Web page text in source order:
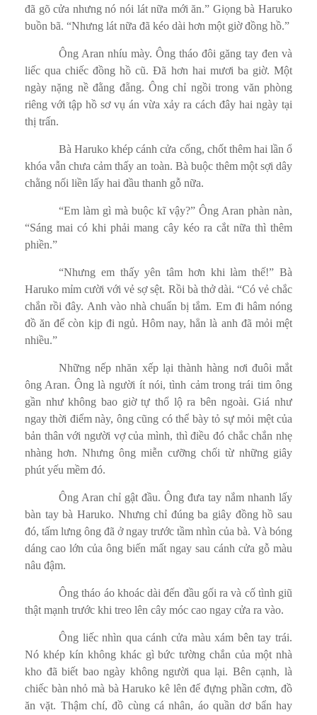
đã gõ cửa nhưng nó nói lát nữa mới ăn.” Giọng bà Haruko
buồn bã. “Nhưng lát nữa đã kéo dài hơn một giờ đồng hồ.”
Ông Aran nhíu mày. Ông tháo đôi găng tay đen và
liếc qua chiếc đồng hồ cũ. Đã hơn hai mươi ba giờ. Một
ngày nặng nề đằng đẵng. Ông chỉ ngồi trong văn phòng
riêng với tập hồ sơ vụ án vừa xảy ra cách đây hai ngày tại
thị trấn.
Bà Haruko khép cánh cửa cổng, chốt thêm hai lần ổ
khóa vẫn chưa cảm thấy an toàn. Bà buộc thêm một sợi dây
chằng nối liền lấy hai đầu thanh gỗ nữa.
“Em làm gì mà buộc kĩ vậy?” Ông Aran phàn nàn,
“Sáng mai có khi phải mang cây kéo ra cắt nữa thì thêm
phiền.”
“Nhưng em thấy yên tâm hơn khi làm thế!” Bà
Haruko mỉm cười với vẻ sợ sệt. Rồi bà thở dài. “Có vẻ chắc
chắn rồi đây. Anh vào nhà chuẩn bị tắm. Em đi hâm nóng
đồ ăn để còn kịp đi ngủ. Hôm nay, hẳn là anh đã mỏi mệt
nhiều.”
Những nếp nhăn xếp lại thành hàng nơi đuôi mắt
ông Aran. Ông là người ít nói, tình cảm trong trái tim ông
gần như không bao giờ tự thổ lộ ra bên ngoài. Giá như
ngay thời điểm này, ông cũng có thể bày tỏ sự mỏi mệt của
bản thân với người vợ của mình, thì điều đó chắc chắn nhẹ
nhàng hơn. Nhưng ông miễn cưỡng chối từ những giây
phút yếu mềm đó.
Ông Aran chỉ gật đầu. Ông đưa tay nắm nhanh lấy
bàn tay bà Haruko. Nhưng chỉ đúng ba giây đồng hồ sau
đó, tấm lưng ông đã ở ngay trước tầm nhìn của bà. Và bóng
dáng cao lớn của ông biến mất ngay sau cánh cửa gỗ màu
nâu đậm.
Ông tháo áo khoác dài đến đầu gối ra và cố tình giũ
thật mạnh trước khi treo lên cây móc cao ngay cửa ra vào.
Ông liếc nhìn qua cánh cửa màu xám bên tay trái.
Nó khép kín không khác gì bức tường chắn của một nhà
kho đã biết bao ngày không người qua lại. Bên cạnh, là
chiếc bàn nhỏ mà bà Haruko kê lên để đựng phần cơm, đồ
ăn vặt. Thậm chí, đồ cùng cá nhân, áo quần dơ bẩn hay